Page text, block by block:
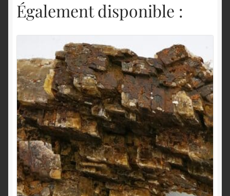
Également disponible :